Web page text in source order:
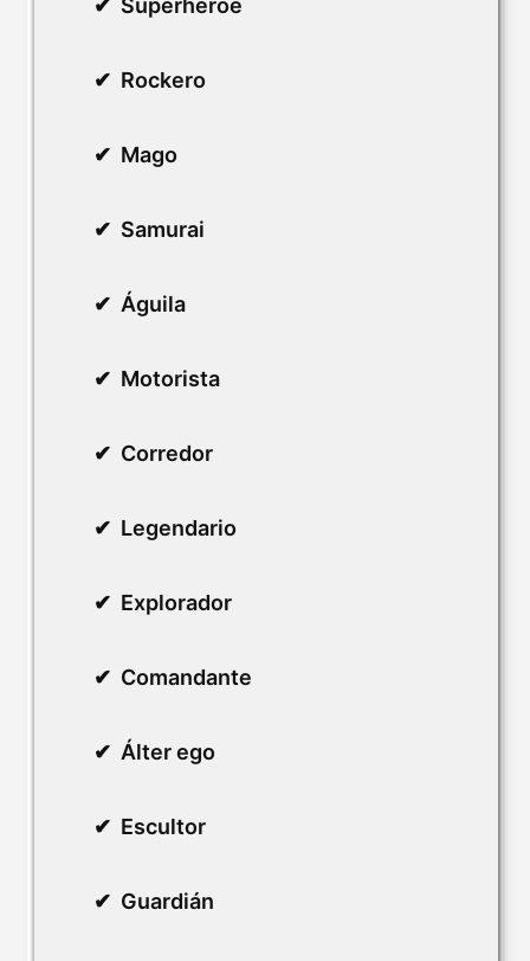
Superhéroe
Rockero
Mago
Samurai
Águila
Motorista
Corredor
Legendario
Explorador
Comandante
Álter ego
Escultor
Guardián